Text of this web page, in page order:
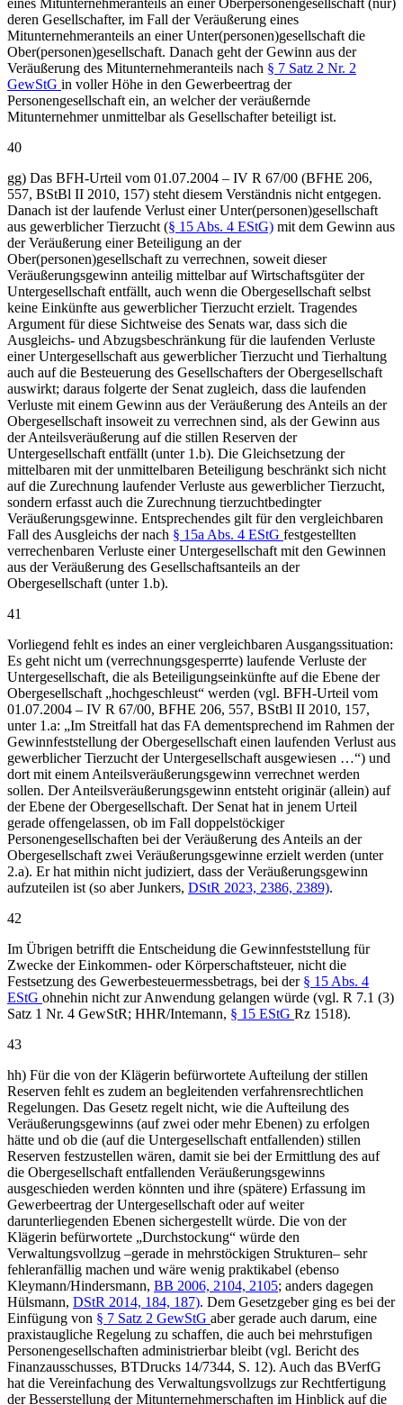
eines Mitunternehmeranteils an einer Oberpersonengesellschaft (nur)
deren Gesellschafter, im Fall der Veräußerung eines
Mitunternehmeranteils an einer Unter(personen)gesellschaft die
Ober(personen)gesellschaft. Danach geht der Gewinn aus der
Veräußerung des Mitunternehmeranteils nach § 7 Satz 2 Nr. 2
GewStG in voller Höhe in den Gewerbeertrag der
Personengesellschaft ein, an welcher der veräußernde
Mitunternehmer unmittelbar als Gesellschafter beteiligt ist.
40
gg) Das BFH-Urteil vom 01.07.2004 – IV R 67/00 (BFHE 206,
557, BStBl II 2010, 157) steht diesem Verständnis nicht entgegen.
Danach ist der laufende Verlust einer Unter(personen)gesellschaft
aus gewerblicher Tierzucht (§ 15 Abs. 4 EStG) mit dem Gewinn aus
der Veräußerung einer Beteiligung an der
Ober(personen)gesellschaft zu verrechnen, soweit dieser
Veräußerungsgewinn anteilig mittelbar auf Wirtschaftsgüter der
Untergesellschaft entfällt, auch wenn die Obergesellschaft selbst
keine Einkünfte aus gewerblicher Tierzucht erzielt. Tragendes
Argument für diese Sichtweise des Senats war, dass sich die
Ausgleichs- und Abzugsbeschränkung für die laufenden Verluste
einer Untergesellschaft aus gewerblicher Tierzucht und Tierhaltung
auch auf die Besteuerung des Gesellschafters der Obergesellschaft
auswirkt; daraus folgerte der Senat zugleich, dass die laufenden
Verluste mit einem Gewinn aus der Veräußerung des Anteils an der
Obergesellschaft insoweit zu verrechnen sind, als der Gewinn aus
der Anteilsveräußerung auf die stillen Reserven der
Untergesellschaft entfällt (unter 1.b). Die Gleichsetzung der
mittelbaren mit der unmittelbaren Beteiligung beschränkt sich nicht
auf die Zurechnung laufender Verluste aus gewerblicher Tierzucht,
sondern erfasst auch die Zurechnung tierzuchtbedingter
Veräußerungsgewinne. Entsprechendes gilt für den vergleichbaren
Fall des Ausgleichs der nach § 15a Abs. 4 EStG festgestellten
verrechenbaren Verluste einer Untergesellschaft mit den Gewinnen
aus der Veräußerung des Gesellschaftsanteils an der
Obergesellschaft (unter 1.b).
41
Vorliegend fehlt es indes an einer vergleichbaren Ausgangssituation:
Es geht nicht um (verrechnungsgesperrte) laufende Verluste der
Untergesellschaft, die als Beteiligungseinkünfte auf die Ebene der
Obergesellschaft „hochgeschleust“ werden (vgl. BFH-Urteil vom
01.07.2004 – IV R 67/00, BFHE 206, 557, BStBl II 2010, 157,
unter 1.a: „Im Streitfall hat das FA dementsprechend im Rahmen der
Gewinnfeststellung der Obergesellschaft einen laufenden Verlust aus
gewerblicher Tierzucht der Untergesellschaft ausgewiesen …“) und
dort mit einem Anteilsveräußerungsgewinn verrechnet werden
sollen. Der Anteilsveräußerungsgewinn entsteht originär (allein) auf
der Ebene der Obergesellschaft. Der Senat hat in jenem Urteil
gerade offengelassen, ob im Fall doppelstöckiger
Personengesellschaften bei der Veräußerung des Anteils an der
Obergesellschaft zwei Veräußerungsgewinne erzielt werden (unter
2.a). Er hat mithin nicht judiziert, dass der Veräußerungsgewinn
aufzuteilen ist (so aber Junkers, DStR 2023, 2386, 2389).
42
Im Übrigen betrifft die Entscheidung die Gewinnfeststellung für
Zwecke der Einkommen- oder Körperschaftsteuer, nicht die
Festsetzung des Gewerbesteuermessbetrags, bei der § 15 Abs. 4
EStG ohnehin nicht zur Anwendung gelangen würde (vgl. R 7.1 (3)
Satz 1 Nr. 4 GewStR; HHR/Intemann, § 15 EStG Rz 1518).
43
hh) Für die von der Klägerin befürwortete Aufteilung der stillen
Reserven fehlt es zudem an begleitenden verfahrensrechtlichen
Regelungen. Das Gesetz regelt nicht, wie die Aufteilung des
Veräußerungsgewinns (auf zwei oder mehr Ebenen) zu erfolgen
hätte und ob die (auf die Untergesellschaft entfallenden) stillen
Reserven festzustellen wären, damit sie bei der Ermittlung des auf
die Obergesellschaft entfallenden Veräußerungsgewinns
ausgeschieden werden könnten und ihre (spätere) Erfassung im
Gewerbeertrag der Untergesellschaft oder auf weiter
darunterliegenden Ebenen sichergestellt würde. Die von der
Klägerin befürwortete „Durchstockung“ würde den
Verwaltungsvollzug –gerade in mehrstöckigen Strukturen– sehr
fehleranfällig machen und wäre wenig praktikabel (ebenso
Kleymann/Hindersmann, BB 2006, 2104, 2105; anders dagegen
Hülsmann, DStR 2014, 184, 187). Dem Gesetzgeber ging es bei der
Einfügung von § 7 Satz 2 GewStG aber gerade auch darum, eine
praxistaugliche Regelung zu schaffen, die auch bei mehrstufigen
Personengesellschaften administrierbar bleibt (vgl. Bericht des
Finanzausschusses, BTDrucks 14/7344, S. 12). Auch das BVerfG
hat die Vereinfachung des Verwaltungsvollzugs zur Rechtfertigung
der Besserstellung der Mitunternehmerschaften im Hinblick auf die